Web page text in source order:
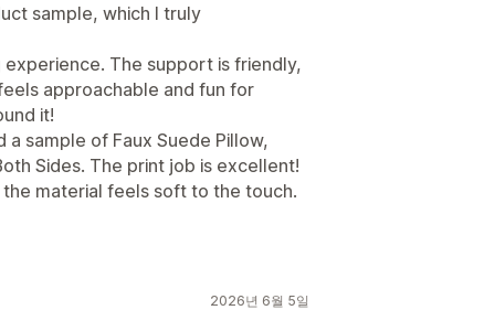
sample, which I truly
The support is friendly,
approachable and fun for
it!
sample of Faux Suede Pillow,
Sides. The print job is excellent!
material feels soft to the touch.
2026년 6월 5일